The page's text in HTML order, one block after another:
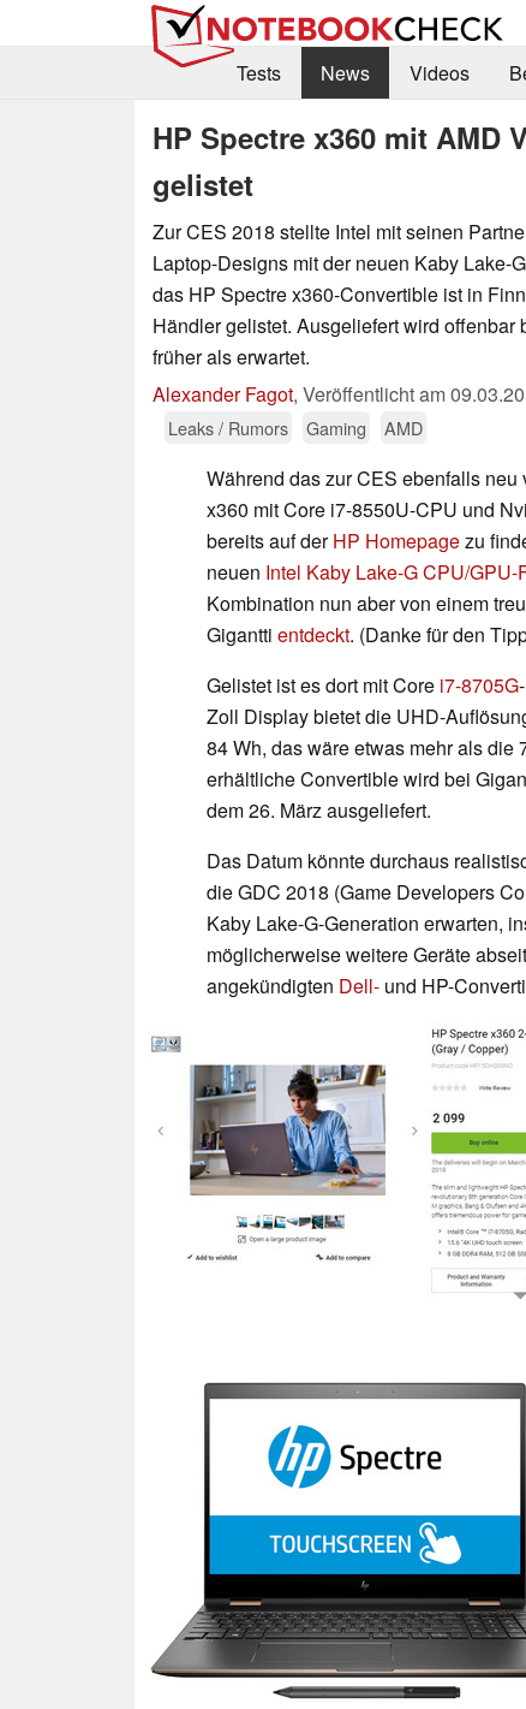
Tests
News Videos
HP Spectre x360 mit AMD
gelistet
Zur CES 2018 stellte Intel mit seinen
Laptop-Designs mit der neuen Kaby Lake-
das HP Spectre x360-Convertible ist in
Händler gelistet. Ausgeliefert wird offenbar
früher als erwartet.
Alexander Fagot, Veröffentlicht am
Leaks / Rumors
Gaming AMD
Während das zur CES ebenfalls
x360 mit Core i7-8550U-CPU und
bereits auf derHP Homepagezu
neuen Intel Kaby Lake-G CPU/GPU-
Kombination nun aber von einem
Gigantti entdeckt. (Danke für den
Gelistet ist es dort mit Core i7-8705G
Zoll Display bietet die UHD-
84 Wh, das wäre etwas mehr als
erhältliche Convertible wird bei
dem 26. März ausgeliefert.
Das Datum könnte durchaus
die GDC 2018 (Game Developers
Kaby Lake-G-Generation erwarten,
möglicherweise weitere Geräte
angekündigten Dell- und HP-